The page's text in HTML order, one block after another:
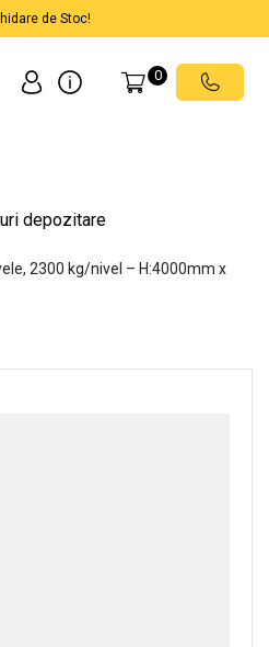
de Stoc!
0
depozitare
2300 kg/nivel – H:4000mm x